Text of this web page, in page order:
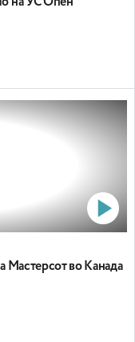
Мастерсот во Канада